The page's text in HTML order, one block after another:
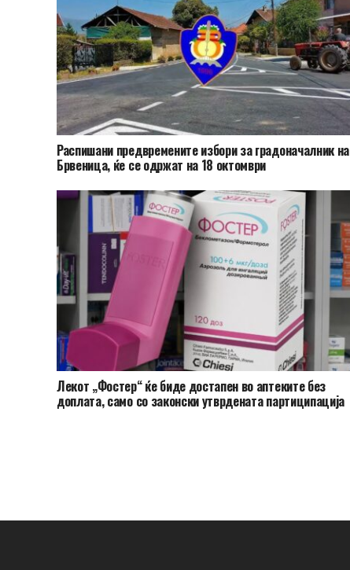
Распишани предвремените избори за градоначалник на
Брвеница, ќе се одржат на 18 октомври
Лекот „Фостер“ ќе биде достапен во аптеките без
доплата, само со законски утврдената партиципација